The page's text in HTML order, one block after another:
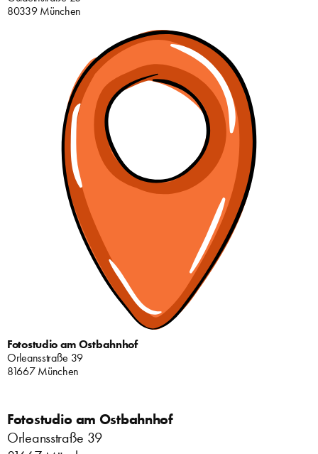
80339 München
Fotostudio am Ostbahnhof
Orleansstraße 39
81667 München
Fotostudio am Ostbahnhof
Orleansstraße 39